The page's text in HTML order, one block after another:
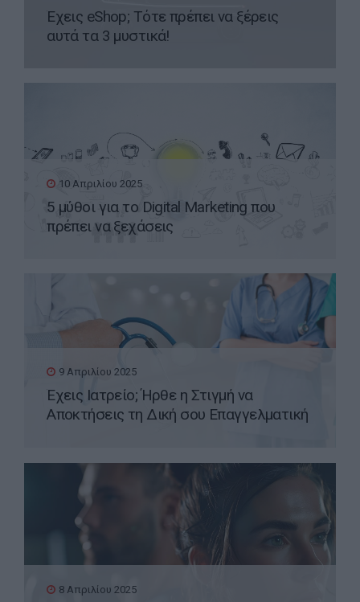
Έχεις eShop; Τότε πρέπει να ξέρεις
αυτά τα 3 μυστικά!
10 Απριλίου 2025
5 μύθοι για το Digital Marketing που
πρέπει να ξεχάσεις
9 Απριλίου 2025
Έχεις Ιατρείο; Ήρθε η Στιγμή να
Αποκτήσεις τη Δική σου Επαγγελματική
8 Απριλίου 2025